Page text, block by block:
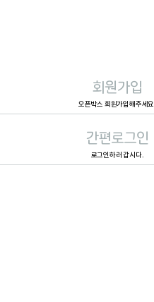
회원가입
오픈박스 회원가입해주세요.
간편로그인
로그인하러 갑시다.